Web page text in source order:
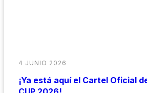
4 JUNIO 2026
¡Ya está aquí el Cartel Oficial